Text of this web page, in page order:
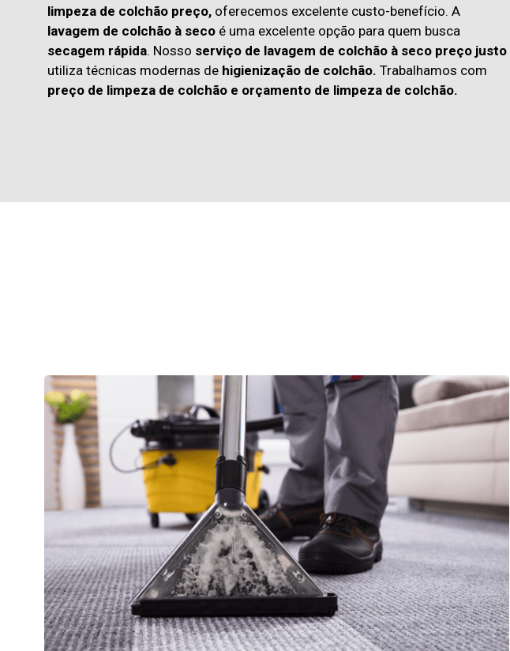
limpeza de colchão preço, oferecemos excelente custo-benefício. A
lavagem de colchão à seco é uma excelente opção para quem busca
secagem rápida. Nosso serviço de lavagem de colchão à seco preço justo
utiliza técnicas modernas de higienização de colchão. Trabalhamos com
preço de limpeza de colchão e orçamento de limpeza de colchão.